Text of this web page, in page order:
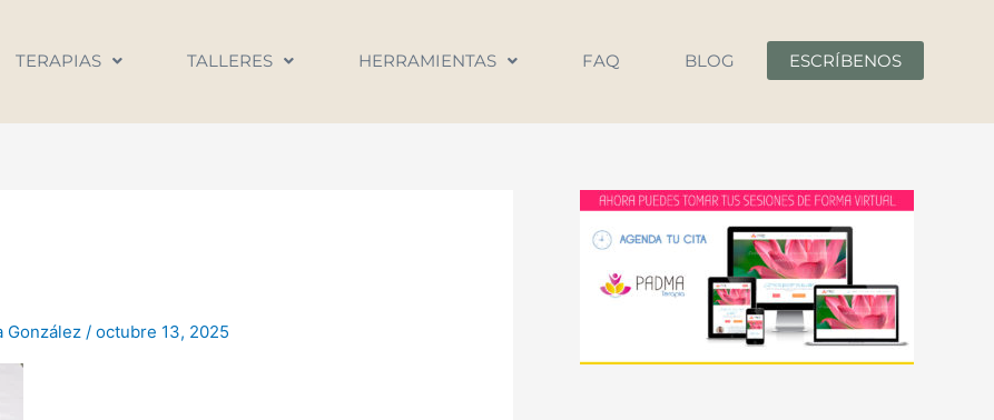
TERAPIAS TALLERES HERRAMIENTAS FAQ BLOG ESCRÍBENOS
González /octubre 13, 2025